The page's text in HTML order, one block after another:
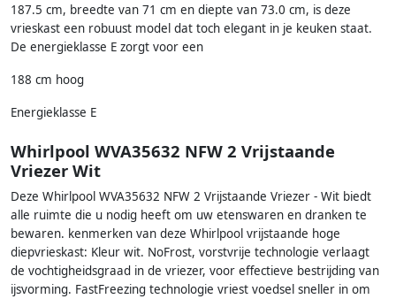
187.5 cm, breedte van 71 cm en diepte van 73.0 cm, is deze
vrieskast een robuust model dat toch elegant in je keuken staat.
De energieklasse E zorgt voor een
188 cm hoog
Energieklasse E
Whirlpool WVA35632 NFW 2 Vrijstaande
Vriezer Wit
Deze Whirlpool WVA35632 NFW 2 Vrijstaande Vriezer - Wit biedt
alle ruimte die u nodig heeft om uw etenswaren en dranken te
bewaren. kenmerken van deze Whirlpool vrijstaande hoge
diepvrieskast: Kleur wit. NoFrost, vorstvrije technologie verlaagt
de vochtigheidsgraad in de vriezer, voor effectieve bestrijding van
ijsvorming. FastFreezing technologie vriest voedsel sneller in om